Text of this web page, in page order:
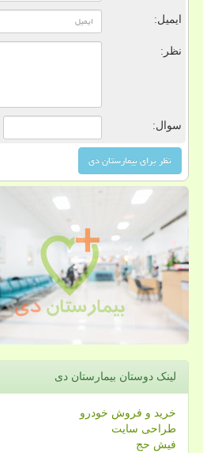
ایمیل:
نظر:
سوال:
لینک دوستان بیمارستان دی
خرید و فروش خودرو
طراحی سایت
فیش حج